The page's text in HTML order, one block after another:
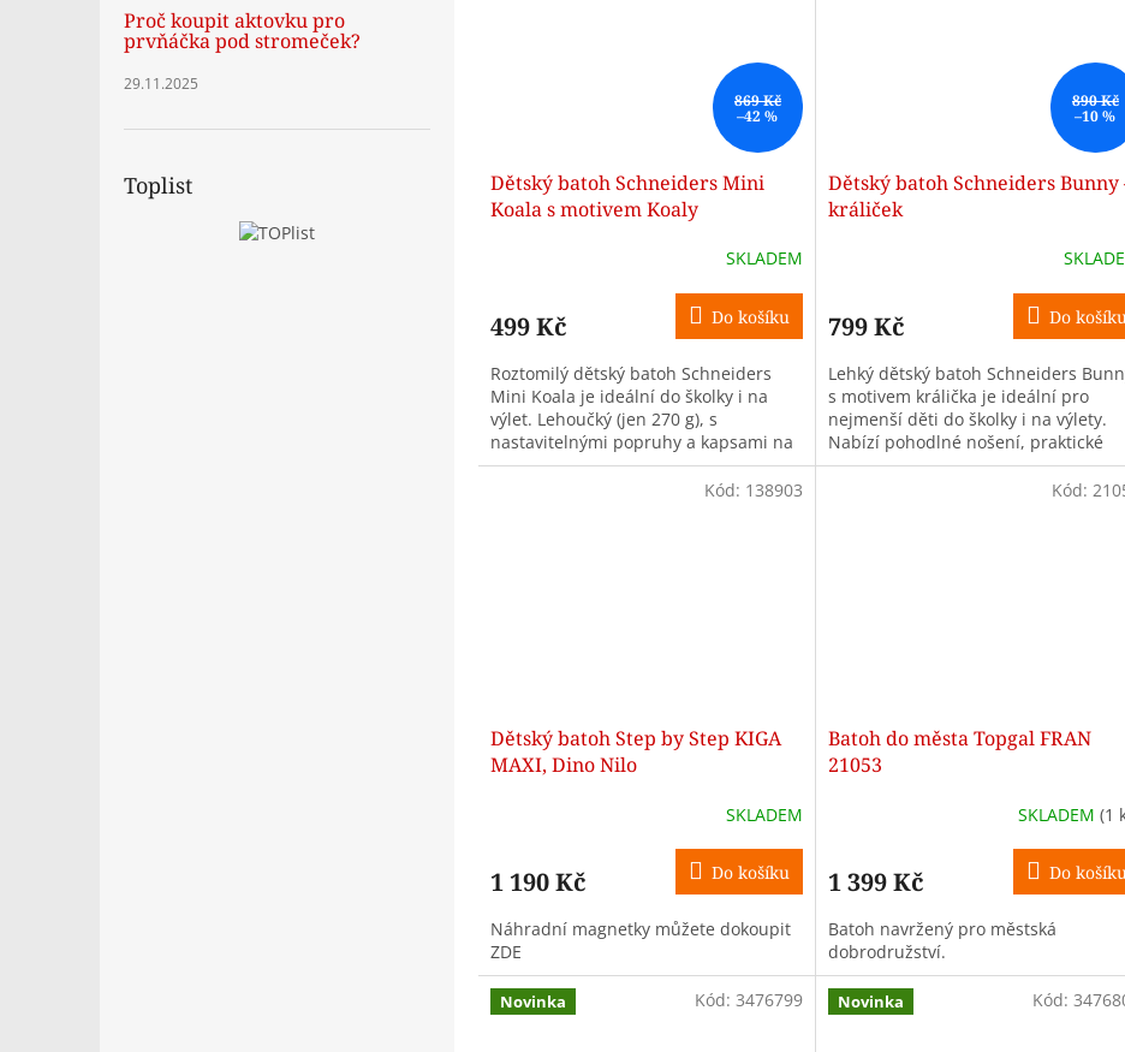
Proč koupit aktovku pro
prvňáčka pod stromeček?
29.11.2025
Toplist
869 Kč
–42 %
Dětský batoh Schneiders Mini
Koala s motivem Koaly
SKLADEM
499 Kč Do košíku
Roztomilý dětský batoh Schneiders
Mini Koala je ideální do školky i na
výlet. Lehoučký (jen 270 g), s
nastavitelnými popruhy a kapsami na
pití.
890 Kč
–10 %
Dětský batoh Schneiders Bunny
králiček
799 Kč Do košíku
Lehký dětský batoh Schneiders
s motivem králička je ideální pro
nejmenší děti do školky i na výlety.
Nabízí pohodlné nošení, praktické
kapsy a snadné ovládání.
Dětský batoh Step by Step KIGA
MAXI, Dino Nilo
SKLADEM
1 190 Kč Do košíku
Náhradní magnetky můžete dokoupit
ZDE
Kód: 138903
Batoh do města Topgal FRAN
21053
SKLADEM (1
1 399 Kč Do
Batoh navržený pro městská
dobrodružství.
Kód:
Novinka Kód: 3476799 Novinka Kód: